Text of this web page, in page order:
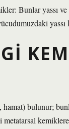
Bunlar yassı
yassı
bulunur;
metatarsal